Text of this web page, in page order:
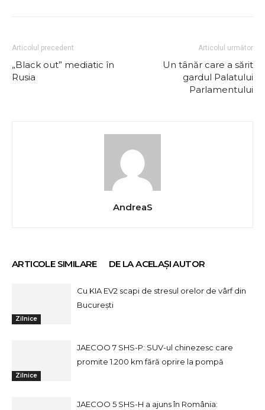
Articolul precedent
„Black out” mediatic în
Rusia
Articolul următor
Un tânăr care a sărit
gardul Palatului
Parlamentului
AndreaS
ARTICOLE SIMILARE DE LA ACELAȘI AUTOR
Zilnice
Cu KIA EV2 scapi de stresul orelor de vârf din
București
Zilnice
JAECOO 7 SHS-P: SUV-ul chinezesc care
promite 1.200 km fără oprire la pompă
JAECOO 5 SHS-H a ajuns în România: